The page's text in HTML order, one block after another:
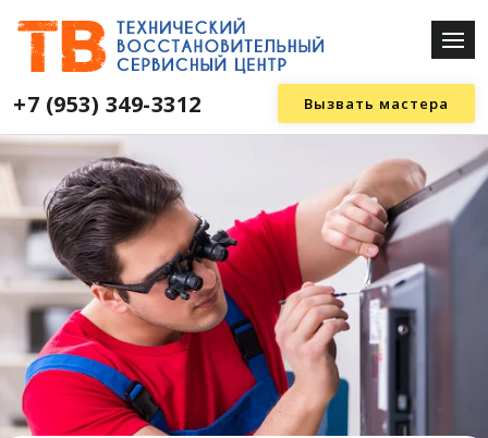
+7 (953) 349-3312 Вызвать мастера